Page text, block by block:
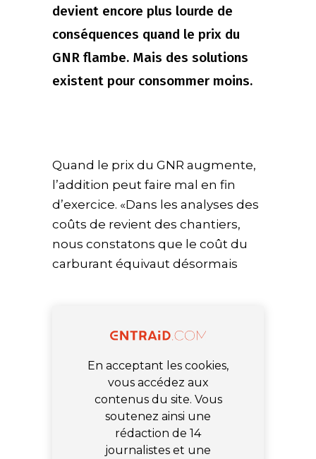
devient encore plus lourde de
conséquences quand le prix du
GNR flambe. Mais des solutions
existent pour consommer moins.
Quand le prix du GNR augmente,
l’addition peut faire mal en fin
d’exercice. «Dans les analyses des
coûts de revient des chantiers,
nous constatons que le coût du
carburant équivaut désormais
En acceptant les cookies,
vous accédez aux
contenus du site. Vous
soutenez ainsi une
rédaction de 14
journalistes et une